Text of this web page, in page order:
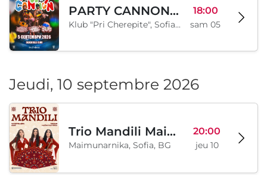
PARTY CANNON live in Sofia
Klub "Pri Cherepite", Sofia, BG
18:00
sam 05
Jeudi, 10 septembre 2026
Trio Mandili Maimunarnika- Sofia
Maimunarnika, Sofia, BG
20:00
jeu 10